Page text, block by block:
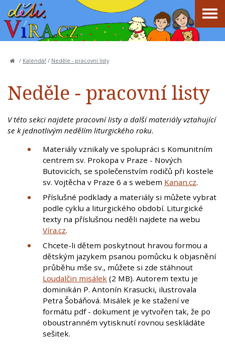
/ Kalendář / Neděle - pracovní listy
Neděle - pracovní listy
V této sekci najdete pracovní listy a další materiály vztahující
se k jednotlivým nedělím liturgického roku.
Materiály vznikaly ve spolupráci s Komunitním
centrem sv. Prokopa v Praze - Nových
Butovicích, se společenstvím rodičů při kostele
sv. Vojtěcha v Praze 6 a s webem Kanan.cz.
Příslušné podklady a materiály si můžete vybrat
podle cyklu a liturgického období. Liturgické
texty na příslušnou neděli najdete na webu
Víra.cz.
Chcete-li dětem poskytnout hravou formou a
dětským jazykem psanou pomůcku k objasnění
průběhu mše sv., můžete si zde stáhnout
Loudalčin misálek (2 MB). Autorem textu je
dominikán P. Antonín Krasucki, ilustrovala
Petra Šobáňová. Misálek je ke stažení ve
formátu pdf - dokument je vytvořen tak, že po
oboustranném vytisknutí rovnou seskládáte
sešitek.